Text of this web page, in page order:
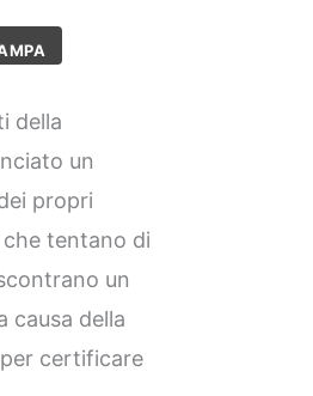
della
un
propri
tentano di
un
causa della
certificare